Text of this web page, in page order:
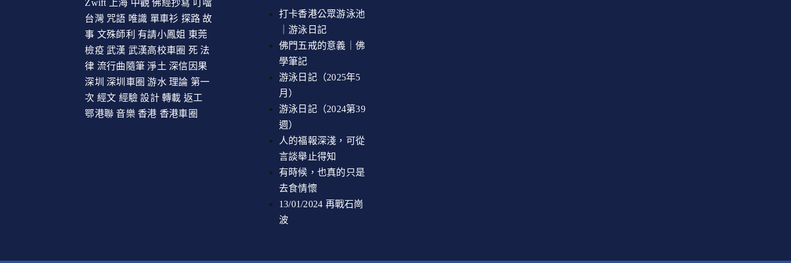
Zwift 上海 中觀 佛經抄寫 叮噹
台灣 咒語 唯識 單車衫 探路 故
事 文殊師利 有請小鳳姐 東莞
檢疫 武漢 武漢高校車圈 死 法
律 流行曲隨筆 淨土 深信因果
深圳
深圳車圈 游水 理論 第一
次 經文 經驗 設計 轉載 返工
鄂港聯 音樂 香港 香港車圈
打卡香港公眾游泳池
｜游泳日記
佛門五戒的意義｜佛
學筆記
游泳日記（2025年5
月）
游泳日記（2024第39
週）
人的福報深淺，可從
言談舉止得知
有時候，也真的只是
去食情懷
13/01/2024 再戰石崗
波